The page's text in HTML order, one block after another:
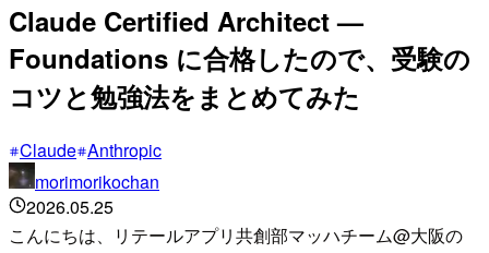
Claude Certified Architect —
Foundations に合格したので、受験の
コツと勉強法をまとめてみた
Claude Anthropic
morimorikochan
2026.05.25
こんにちは、リテールアプリ共創部マッハチーム@大阪の